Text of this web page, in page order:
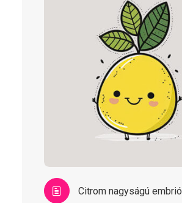
Citrom nagyságú embrió